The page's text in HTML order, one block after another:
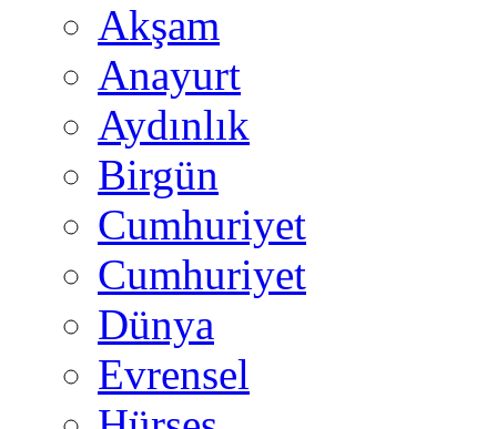
Akşam
Anayurt
Aydınlık
Birgün
Cumhuriyet
Cumhuriyet
Dünya
Evrensel